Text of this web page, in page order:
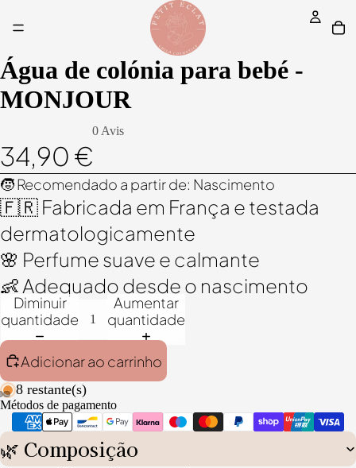
Água de colónia para bebé -
MONJOUR
0 Avis
34,90 €
🧒 Recomendado a partir de: Nascimento
🇫🇷 Fabricada em França e testada
dermatologicamente
🌸 Perfume suave e calmante
👶 Adequado desde o nascimento
Diminuir
quantidade
Aumentar
quantidade
Adicionar ao carrinho
8 restante(s)
Métodos de pagamento
🌿 Composição